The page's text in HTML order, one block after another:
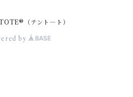
（テント―ト）
by